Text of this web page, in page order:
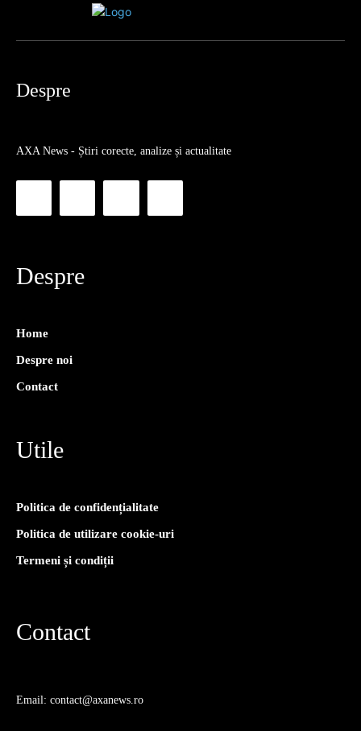
Despre
AXA News - Știri corecte, analize și actualitate
Despre
Home
Despre noi
Contact
Utile
Politica de confidențialitate
Politica de utilizare cookie-uri
Termeni și condiții
Contact
Email: contact@axanews.ro